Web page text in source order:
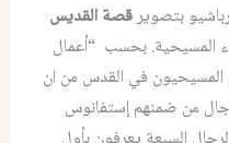
بتصويرقصة القديس
المسيحية. بحسب “أعمال
المسيحيون في القدس من ان
من ضمنهم إستفانوس